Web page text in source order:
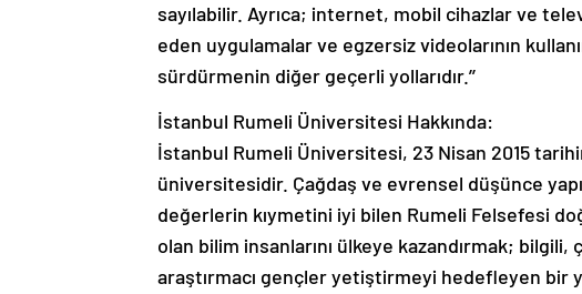
sayılabilir. Ayrıca; internet, mobil cihazlar ve
eden uygulamalar ve egzersiz videolarının
sürdürmenin diğer geçerli yollarıdır.’’
İstanbul Rumeli Üniversitesi Hakkında:
İstanbul Rumeli Üniversitesi, 23 Nisan 2015
üniversitesidir. Çağdaş ve evrensel düşünce
değerlerin kıymetini iyi bilen Rumeli Felsefesi
olan bilim insanlarını ülkeye kazandırmak;
araştırmacı gençler yetiştirmeyi hedefleyen bir